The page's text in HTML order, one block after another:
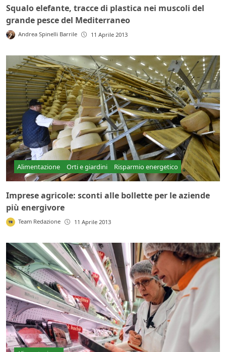
Squalo elefante, tracce di plastica nei muscoli del
grande pesce del Mediterraneo
Andrea Spinelli Barrile 11 Aprile 2013
Alimentazione Orti e giardini Risparmio energetico
Imprese agricole: sconti alle bollette per le aziende
più energivore
Team Redazione 11 Aprile 2013